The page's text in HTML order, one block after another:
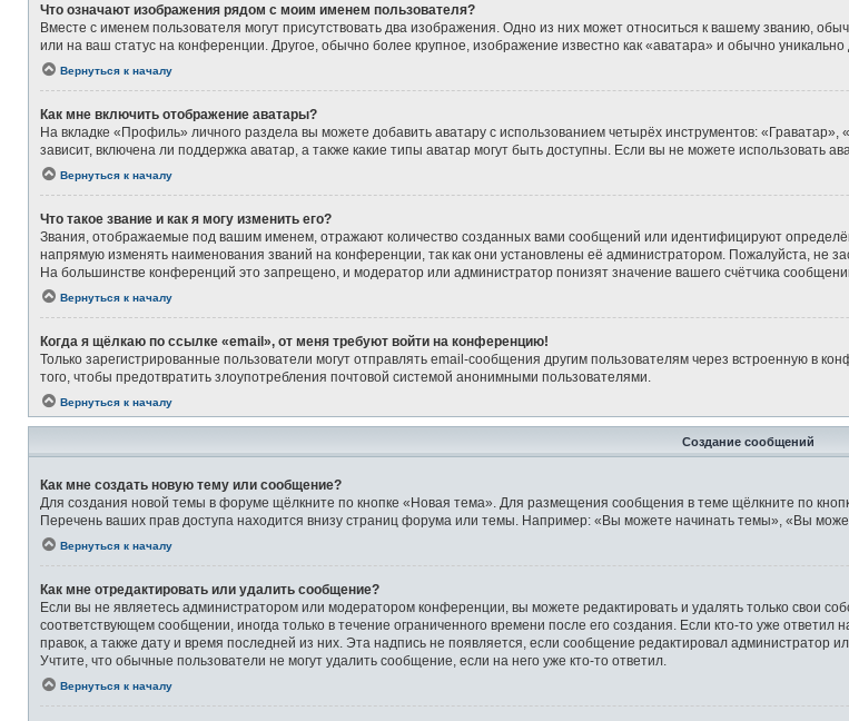
Что означают изображения рядом с моим именем пользователя?
Вместе с именем пользователя могут присутствовать два изображения. Одно из них может относиться к вашему званию,
или на ваш статус на конференции. Другое, обычно более крупное, изображение известно как «аватара» и обычно уникально
Вернуться к началу
Как мне включить отображение аватары?
На вкладке «Профиль» личного раздела вы можете добавить аватару с использованием четырёх инструментов:
зависит, включена ли поддержка аватар, а также какие типы аватар могут быть доступны. Если вы не можете использовать
Вернуться к началу
Что такое звание и как я могу изменить его?
Звания, отображаемые под вашим именем, отражают количество созданных вами сообщений или идентифицируют
напрямую изменять наименования званий на конференции, так как они установлены её администратором. Пожалуйста, не
На большинстве конференций это запрещено, и модератор или администратор понизят значение вашего счётчика
Вернуться к началу
Когда я щёлкаю по ссылке «email», от меня требуют войти на конференцию!
Только зарегистрированные пользователи могут отправлять email-сообщения другим пользователям через встроенную в
того, чтобы предотвратить злоупотребления почтовой системой анонимными пользователями.
Вернуться к началу
Создание сообщений
Как мне создать новую тему или сообщение?
Для создания новой темы в форуме щёлкните по кнопке «Новая тема». Для размещения сообщения в теме щёлкните по
Перечень ваших прав доступа находится внизу страниц форума или темы. Например: «Вы можете начинать темы», «Вы
Вернуться к началу
Как мне отредактировать или удалить сообщение?
Если вы не являетесь администратором или модератором конференции, вы можете редактировать и удалять только свои
соответствующем сообщении, иногда только в течение ограниченного времени после его создания. Если кто-то уже
правок, а также дату и время последней из них. Эта надпись не появляется, если сообщение редактировал администратор
Учтите, что обычные пользователи не могут удалить сообщение, если на него уже кто-то ответил.
Вернуться к началу